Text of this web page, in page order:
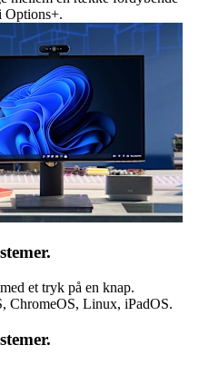
Options+.
et tryk på en knap.
ChromeOS, Linux, iPadOS.